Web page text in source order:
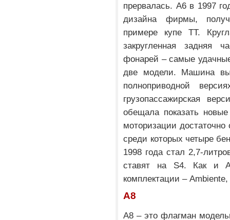
прервалась. A6 в 1997
дизайна фирмы,
примере купе TT.
закругленная задняя
фонарей – самые
две модели. Машина
полноприводной
грузопассажирская
обещала показать
моторизации
среди которых четыре
1998 года стал 2,7-
ставят на S4. Как и
комплектации –
A8
A8 – это флагман